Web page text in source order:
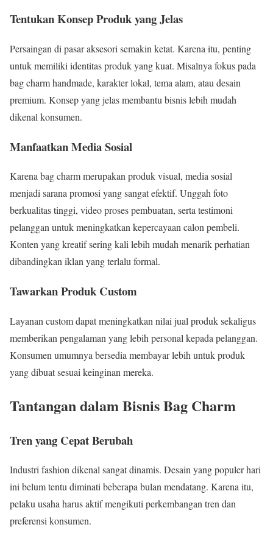
Tentukan Konsep Produk yang Jelas
Persaingan di pasar aksesori semakin ketat. Karena itu, penting
untuk memiliki identitas produk yang kuat. Misalnya fokus pada
bag charm handmade, karakter lokal, tema alam, atau desain
premium. Konsep yang jelas membantu bisnis lebih mudah
dikenal konsumen.
Manfaatkan Media Sosial
Karena bag charm merupakan produk visual, media sosial
menjadi sarana promosi yang sangat efektif. Unggah foto
berkualitas tinggi, video proses pembuatan, serta testimoni
pelanggan untuk meningkatkan kepercayaan calon pembeli.
Konten yang kreatif sering kali lebih mudah menarik perhatian
dibandingkan iklan yang terlalu formal.
Tawarkan Produk Custom
Layanan custom dapat meningkatkan nilai jual produk sekaligus
memberikan pengalaman yang lebih personal kepada pelanggan.
Konsumen umumnya bersedia membayar lebih untuk produk
yang dibuat sesuai keinginan mereka.
Tantangan dalam Bisnis Bag Charm
Tren yang Cepat Berubah
Industri fashion dikenal sangat dinamis. Desain yang populer hari
ini belum tentu diminati beberapa bulan mendatang. Karena itu,
pelaku usaha harus aktif mengikuti perkembangan tren dan
preferensi konsumen.